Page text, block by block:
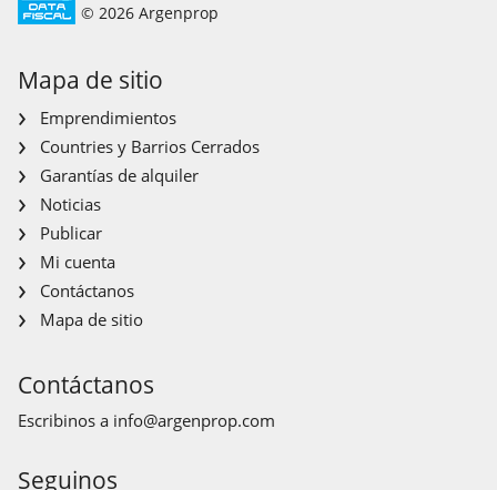
© 2026 Argenprop
Mapa de sitio
Emprendimientos
Countries y Barrios Cerrados
Garantías de alquiler
Noticias
Publicar
Mi cuenta
Contáctanos
Mapa de sitio
Contáctanos
Escribinos a info@argenprop.com
Seguinos